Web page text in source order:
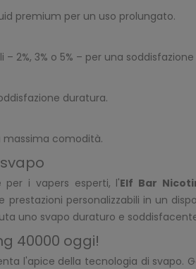
premium per un uso prolungato.
– 2%, 3% o 5% – per una
duratura.
massima comodità.
i vapers esperti, l'Elf Bar
personalizzabili in un
uno svapo duraturo e
40000 oggi!
l'apice della tecnologia di svapo.